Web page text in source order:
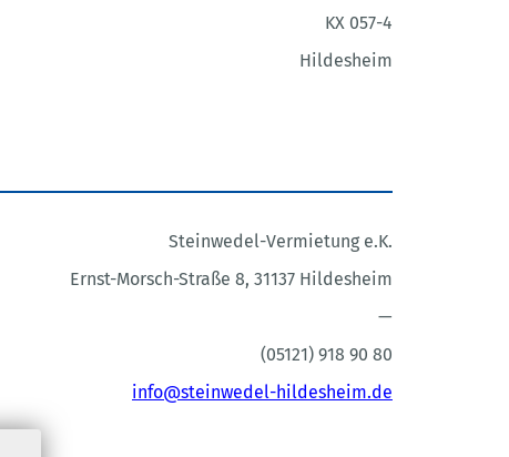
KX 057-4
Hildesheim
Steinwedel-Vermietung e.K.
Ernst-Morsch-Straße 8, 31137 Hildesheim
—
(05121) 918 90 80
info@steinwedel-hildesheim.de